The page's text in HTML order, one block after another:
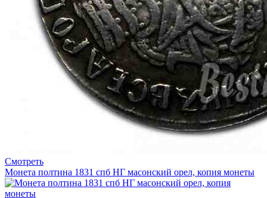
Смотреть
Монета полтина 1831 спб НГ масонский орел, копия монеты